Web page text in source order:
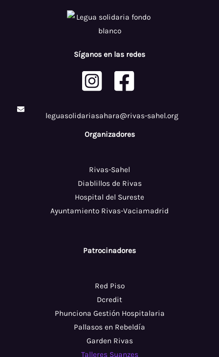
Síganos en las redes
leguasolidariasahara@rivas-sahel.org
Organizadores
Rivas-Sahel
Diablillos de Rivas
Hospital del Sureste
Ayuntamiento Rivas-Vaciamadrid
Patrocinadores
Red Piso
Dcredit
Phunciona Gestión Hospitalaria
Pallasos en Rebeldía
Garden Rivas
Talleres Suanzes